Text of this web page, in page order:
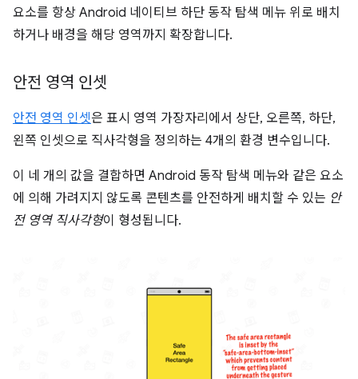
요소를 항상 Android 네이티브 하단 동작 탐색 메뉴 위로 배치
하거나 배경을 해당 영역까지 확장합니다.
안전 영역 인셋
안전 영역 인셋은 표시 영역 가장자리에서 상단, 오른쪽, 하단,
왼쪽 인셋으로 직사각형을 정의하는 4개의 환경 변수입니다.
이 네 개의 값을 결합하면 Android 동작 탐색 메뉴와 같은 요소
에 의해 가려지지 않도록 콘텐츠를 안전하게 배치할 수 있는 안
전 영역 직사각형이 형성됩니다.